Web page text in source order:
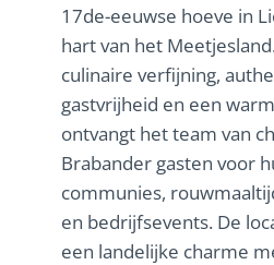
17de-eeuwse hoeve in
hart van het
culinaire verfijning,
gastvrijheid en een
ontvangt het team van
Brabander gasten voor
communies,
en bedrijfsevents. De
een landelijke charme